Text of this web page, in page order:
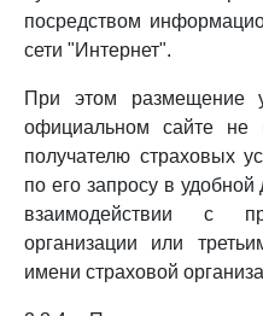
посредством
сети "Интернет".
При этом размещение
официальном сайте не
получателю страховых
по его запросу в
взаимодействии с
организации или
имени страховой